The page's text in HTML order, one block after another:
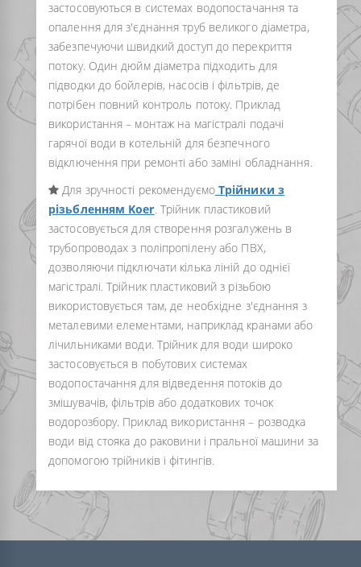
застосовуються в системах водопостачання та
опалення для з'єднання труб великого діаметра,
забезпечуючи швидкий доступ до перекриття
потоку. Один дюйм діаметра підходить для
підводки до бойлерів, насосів і фільтрів, де
потрібен повний контроль потоку. Приклад
використання – монтаж на магістралі подачі
гарячої води в котельній для безпечного
відключення при ремонті або заміні обладнання.
Для зручності рекомендуємо Трійники з
різьбленням Koer. Трійник пластиковий
застосовується для створення розгалужень в
трубопроводах з поліпропілену або ПВХ,
дозволяючи підключати кілька ліній до однієї
магістралі. Трійник пластиковий з різьбою
використовується там, де необхідне з'єднання з
металевими елементами, наприклад кранами або
лічильниками води. Трійник для води широко
застосовується в побутових системах
водопостачання для відведення потоків до
змішувачів, фільтрів або додаткових точок
водорозбору. Приклад використання – розводка
води від стояка до раковини і пральної машини за
допомогою трійників і фітингів.